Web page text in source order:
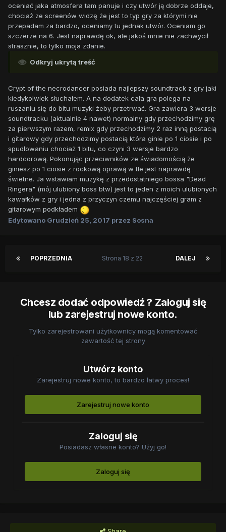
oceniać jaka atmosfera tam panuje i czy utwór ją dobrze oddaje,
chociaż ze screenów widzę że jest to typ gry za którymi nie
przepadam za bardzo, oceniamy tu jednak utwór. Oceniam go
szczerze na 6. Jest naprawdę ok, ale jakoś mnie nie zachwycił
strasznie, to tylko moja zdanie.
Odkryj ukrytą treść
Crypt of the necrodancer posiada najlepszy soundtrack z gry jaki
kiedykolwiek słuchałem. A na dodatek cała gra polega na
ruszaniu się do bitu muzyki żeby przetrwać. Gra zawiera 3 wersje
soundtracku (aktualnie 4 nawet) normalny gdy przechodzimy grę
za pierwszym razem, remix gdy przechodzimy 2 raz inną postacią
i gitarowy gdy przechodzimy postacią która ginie po 1 ciosie i po
spudłowaniu chociaż 1 bitu, co czyni 3 wersje bardzo
hardcorową. Pokonując przeciwników ze świadomością że
giniesz po 1 ciosie z rockową oprawą w tle jest naprawdę
świetne. Ja wstawiam muzykę z przedostatniego bossa "Dead
Ringera" (mój ulubiony boss btw) jest to jeden z moich ulubionych
kawałków z gry i jedna z przyczyn czemu najczęściej gram z
gitarowym podkładem
Edytowano Grudzień 25, 2017 przez Sosna
POPRZEDNIA DALEJ
Strona 18 z 22
Chcesz dodać odpowiedź ? Zaloguj się
lub zarejestruj nowe konto.
Tylko zarejestrowani użytkownicy mogą komentować
zawartość tej strony
Utwórz konto
Zarejestruj nowe konto, to bardzo łatwy proces!
Zarejestruj nowe konto
Zaloguj się
Posiadasz własne konto? Użyj go!
Zaloguj się